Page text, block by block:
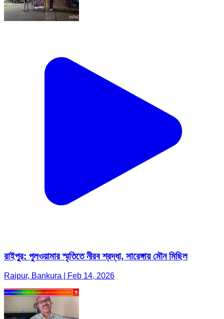
রাইপুর: পুলওয়ামার স্মৃতিতে নীরব শ্রদ্ধা, সারেঙ্গায় মৌন মিছিল
Raipur, Bankura | Feb 14, 2026